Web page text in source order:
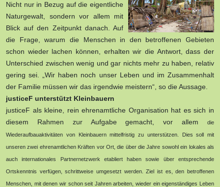
Nicht nur in Bezug auf die eigentliche
Naturgewalt, sondern vor allem mit
Blick auf den Zeitpunkt danach. Auf
die Frage, warum die Menschen in den betroffenen Gebieten
schon wieder lachen können, erhalten wir die Antwort, dass der
Unterschied zwischen wenig und gar nichts mehr zu haben, relativ
gering sei. „Wir haben noch unser Leben und im Zusammenhalt
der Familie müssen wir das irgendwie meistern“, so die Aussage.
justiceF unterstützt Kleinbauern
justiceF als kleine, rein ehrenamtliche Organisation hat es sich in
diesem Rahmen zur Aufgabe gemacht, vor allem
die
Wiederaufbauaktivitäten von Kleinbauern mittelfristig zu unterstützen. Dies soll mit
unseren zwei ehrenamtlichen Kräften vor Ort, die über die Jahre sowohl ein lokales als
auch internationales Partnernetzwerk etabliert haben sowie über entsprechende
Ortskenntnis verfügen, schrittweise umgesetzt werden. Ziel ist es, den betroffenen
Menschen, mit denen wir schon seit Jahren arbeiten, wieder ein eigenständiges Leben